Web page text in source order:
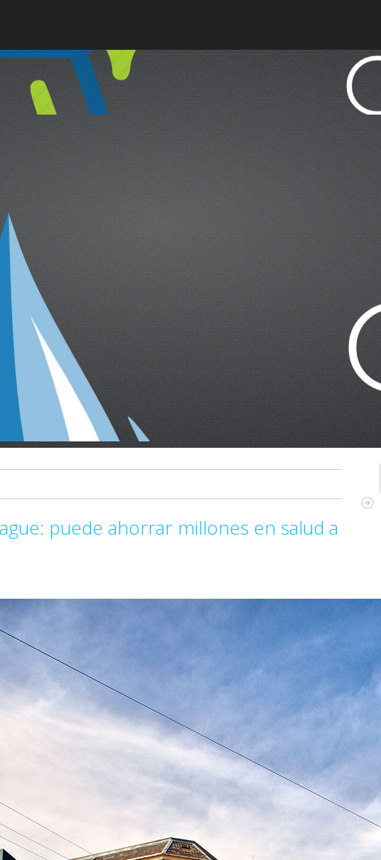
es el mejor calentador solar de México
que tan sana es el agua en tu casa
puede ahorrar millones en salud a